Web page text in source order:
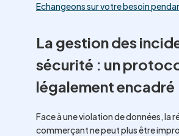
Echangeons sur votre besoin
La gestion des
sécurité : un
légalement encadré
Face à une violation de données, la
commerçant ne peut plus être